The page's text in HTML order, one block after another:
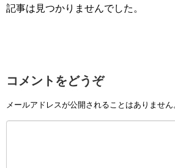
記事は見つかりませんでした。
コメントをどうぞ
メールアドレスが公開されることはありません